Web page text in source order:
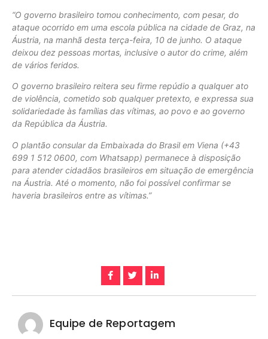
“O governo brasileiro tomou conhecimento, com pesar, do
ataque ocorrido em uma escola pública na cidade de Graz, na
Áustria, na manhã desta terça-feira, 10 de junho. O ataque
deixou dez pessoas mortas, inclusive o autor do crime, além
de vários feridos.
O governo brasileiro reitera seu firme repúdio a qualquer ato
de violência, cometido sob qualquer pretexto, e expressa sua
solidariedade às famílias das vítimas, ao povo e ao governo
da República da Áustria.
O plantão consular da Embaixada do Brasil em Viena (+43
699 1 512 0600, com Whatsapp) permanece à disposição
para atender cidadãos brasileiros em situação de emergência
na Áustria. Até o momento, não foi possível confirmar se
haveria brasileiros entre as vítimas.”
Equipe de Reportagem